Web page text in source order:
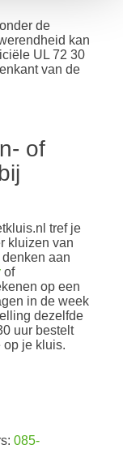
de
kan
UL 72 30
van de
of
tref je
kluizen van
aan
of
op een
in de week
dezelfde
uur bestelt
op je kluis.
085-